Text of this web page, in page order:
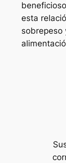
esta
sobrepeso